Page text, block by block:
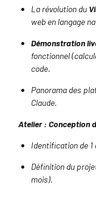
La révolution du
web en langage
Démonstration
fonctionnel
code.
Panorama des
Claude.
Atelier : Conception
Identification de 1
Définition du
mois).